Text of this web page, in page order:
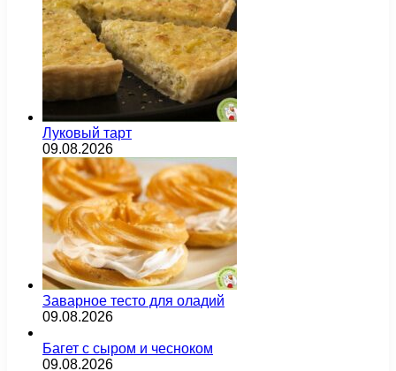
Луковый тарт
09.08.2026
Заварное тесто для оладий
09.08.2026
Багет с сыром и чесноком
09.08.2026